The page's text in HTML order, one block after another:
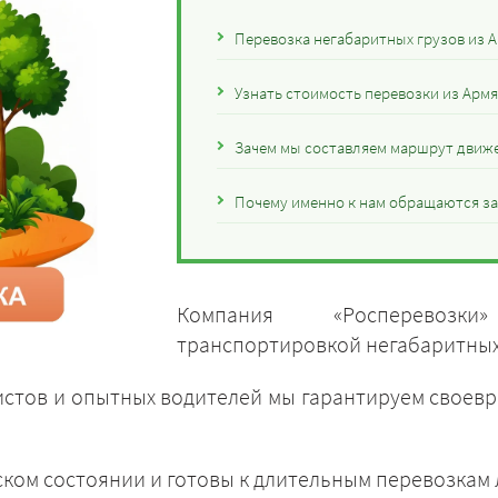
Перевозка негабаритных грузов из
Узнать стоимость перевозки из
Зачем мы составляем маршрут
Почему именно к нам обращаются
Компания
транспортировкой
и опытных водителей мы гарантируем
состоянии и готовы к длительным